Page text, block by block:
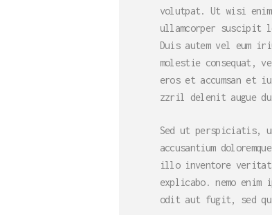
volutpat. Ut wisi
ullamcorper suscipit
Duis autem vel eum
molestie consequat,
eros et accumsan et
zzril delenit augue
Sed ut perspiciatis,
accusantium
illo inventore
explicabo. nemo
odit aut fugit, sed